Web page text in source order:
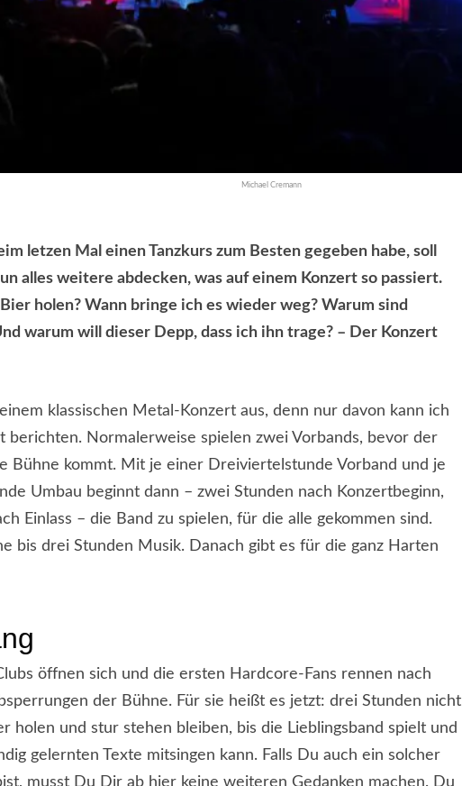
Michael Cremann
letzen Mal einen Tanzkurs zum Besten gegeben habe, soll
alles weitere abdecken, was auf einem Konzert so passiert.
holen? Wann bringe ich es wieder weg? Warum sind
warum will dieser Depp, dass ich ihn trage? – Der Konzert
klassischen Metal-Konzert aus, denn nur davon kann ich
berichten. Normalerweise spielen zwei Vorbands, bevor der
Bühne kommt. Mit je einer Dreiviertelstunde Vorband und je
Umbau beginnt dann – zwei Stunden nach Konzertbeginn,
Einlass – die Band zu spielen, für die alle gekommen sind.
bis drei Stunden Musik. Danach gibt es für die ganz Harten
öffnen sich und die ersten Hardcore-Fans rennen nach
der Bühne. Für sie heißt es jetzt: drei Stunden nicht
holen und stur stehen bleiben, bis die Lieblingsband spielt und
gelernten Texte mitsingen kann. Falls Du auch ein solcher
musst Du Dir ab hier keine weiteren Gedanken machen. Du